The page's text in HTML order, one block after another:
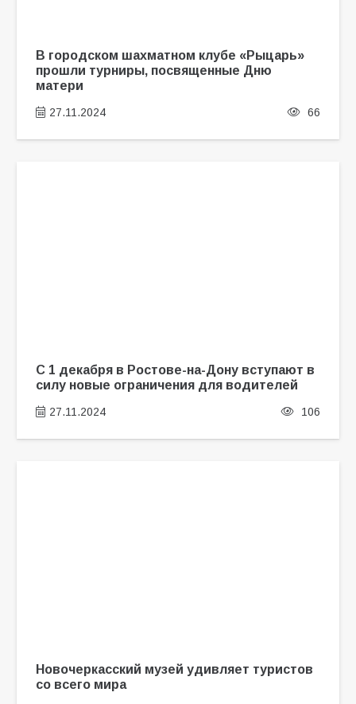
В городском шахматном клубе «Рыцарь»
прошли турниры, посвященные Дню
матери
27.11.2024 66
С 1 декабря в Ростове-на-Дону вступают в
силу новые ограничения для водителей
27.11.2024 106
Новочеркасский музей удивляет туристов
со всего мира